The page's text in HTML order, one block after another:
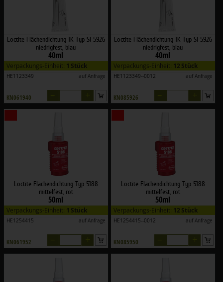
Loctite Flächendichtung 1K Typ SI 5926
niedrigfest, blau
40ml
Verpackungs-Einheit: 1 Stück
HE1123349 auf Anfrage
KN061940
Loctite Flächendichtung 1K Typ SI 5926
niedrigfest, blau
40ml
Verpackungs-Einheit: 12 Stück
HE1123349--0012 auf Anfrage
KN085926
Loctite Flächendichtung Typ 5188
mittelfest, rot
50ml
Verpackungs-Einheit: 1 Stück
HE1254415 auf Anfrage
KN061952
Loctite Flächendichtung Typ 5188
mittelfest, rot
50ml
Verpackungs-Einheit: 12 Stück
HE1254415--0012 auf Anfrage
KN085950